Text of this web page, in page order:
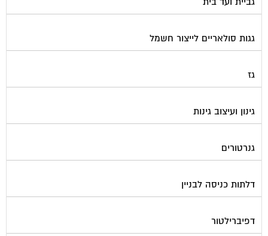
גגות סולאריים לייצור חשמל
גז
גינון ועיצוב גינות
גנרטורים
דלתות כניסה לבניין
דפיברילטור